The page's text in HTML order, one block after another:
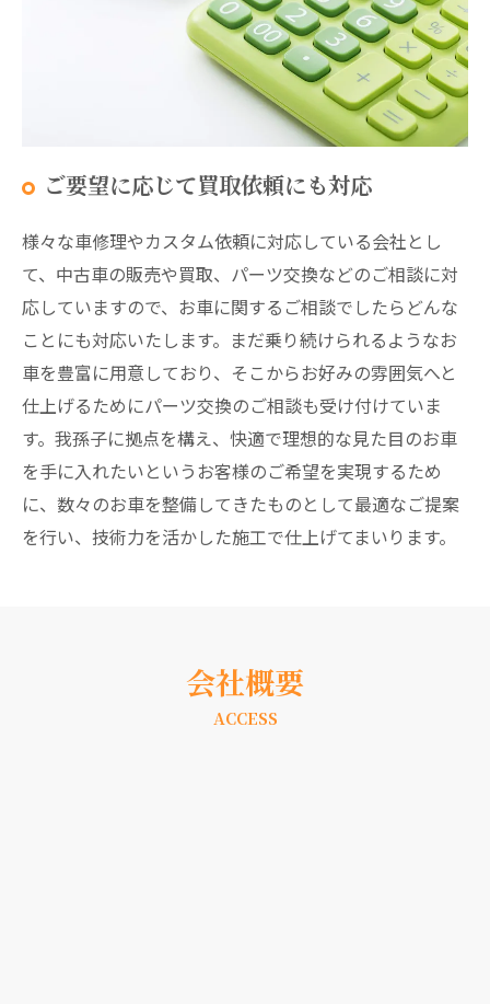
ご要望に応じて買取依頼にも対応
様々な車修理やカスタム依頼に対応している会社とし
て、中古車の販売や買取、パーツ交換などのご相談に対
応していますので、お車に関するご相談でしたらどんな
ことにも対応いたします。まだ乗り続けられるようなお
車を豊富に用意しており、そこからお好みの雰囲気へと
仕上げるためにパーツ交換のご相談も受け付けていま
す。我孫子に拠点を構え、快適で理想的な見た目のお車
を手に入れたいというお客様のご希望を実現するため
に、数々のお車を整備してきたものとして最適なご提案
を行い、技術力を活かした施工で仕上げてまいります。
会社概要
ACCESS